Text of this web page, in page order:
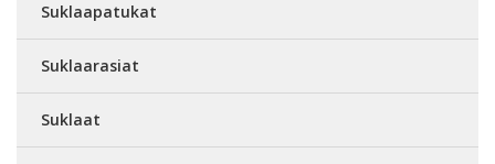
Suklaapatukat
Suklaarasiat
Suklaat